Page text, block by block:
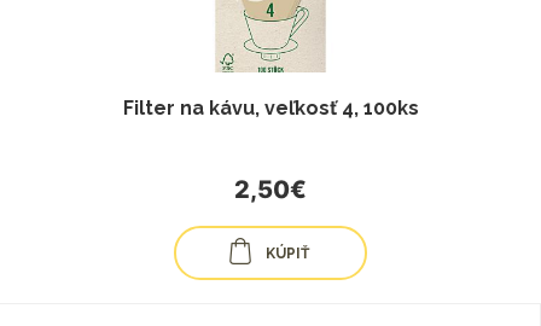
Filter na kávu, veľkosť 4, 100ks
2,50€
KÚPIŤ